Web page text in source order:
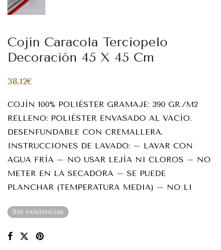
Cojín Caracola Terciopelo
Decoración 45 X 45 Cm
38,12€
COJÍN 100% POLIÉSTER GRAMAJE: 390 GR./M2
RELLENO: POLIÉSTER ENVASADO AL VACÍO.
DESENFUNDABLE CON CREMALLERA.
INSTRUCCIONES DE LAVADO: – LAVAR CON
AGUA FRÍA – NO USAR LEJÍA NI CLOROS – NO
METER EN LA SECADORA – SE PUEDE
PLANCHAR (TEMPERATURA MEDIA) – NO LI
Sin existencias